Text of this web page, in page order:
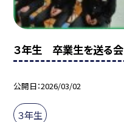
３年生 卒業生を送る会
公開日 2026/03/02
３年生